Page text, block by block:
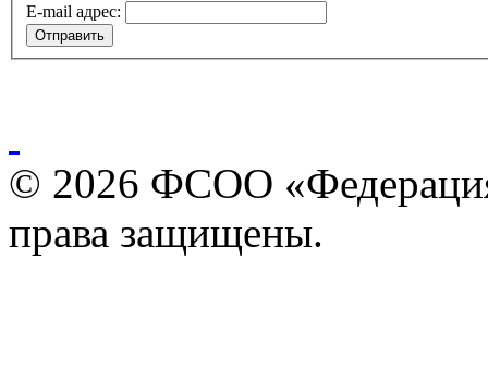
E-mail адрес:
Отправить
© 2026 ФСОО
права защищены.